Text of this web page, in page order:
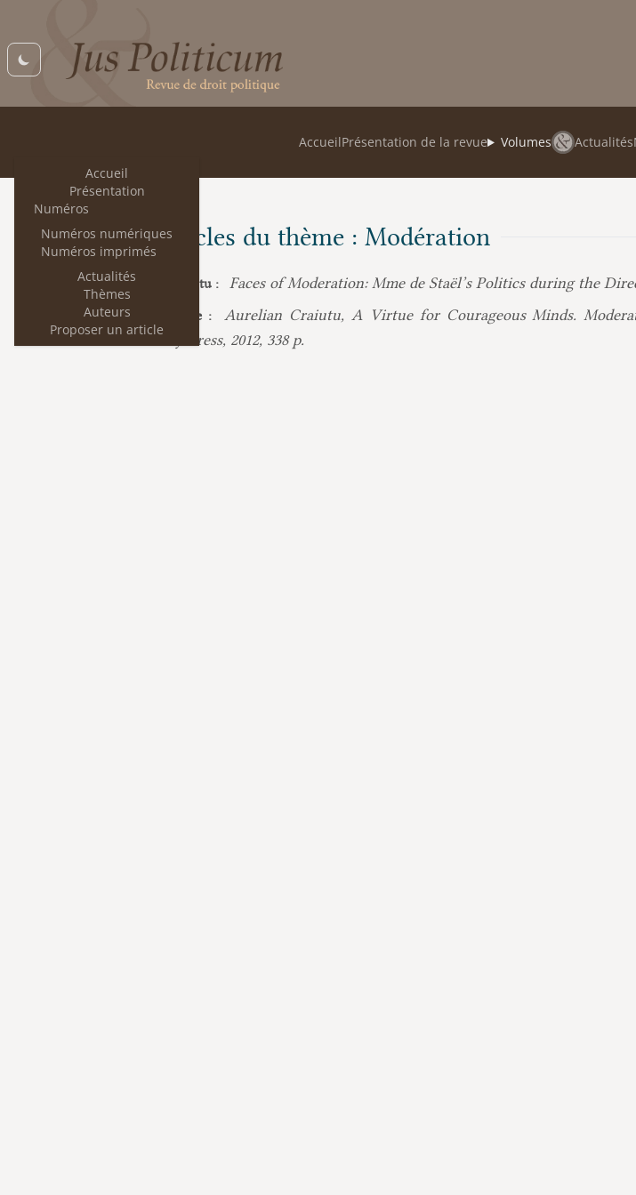
Accueil
Présentation
Numéros
Numéros numériques
Numéros imprimés
Actualités
Thèmes
Auteurs
Proposer un article
AccueilPrésentation de la revue Volumes Actualités
Les articles du thème : Modération
Aurelian Craiutu : Faces of Moderation: Mme de Staël’s Politics during the
Alain Laquièze :
Aurelian Craiutu, A Virtue for Courageous Minds.
University Press, 2012, 338 p.